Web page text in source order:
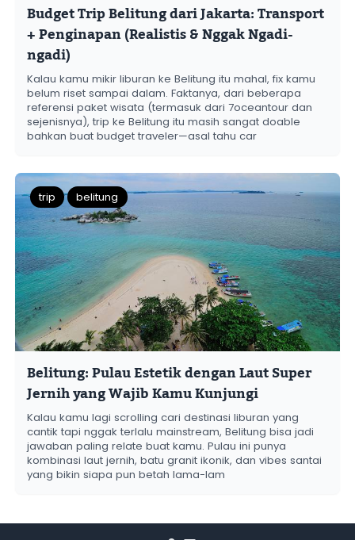
Budget Trip Belitung dari Jakarta: Transport
+ Penginapan (Realistis & Nggak Ngadi-
ngadi)
Kalau kamu mikir liburan ke Belitung itu mahal, fix kamu
belum riset sampai dalam. Faktanya, dari beberapa
referensi paket wisata (termasuk dari 7oceantour dan
sejenisnya), trip ke Belitung itu masih sangat doable
bahkan buat budget traveler—asal tahu car
trip belitung
Belitung: Pulau Estetik dengan Laut Super
Jernih yang Wajib Kamu Kunjungi
Kalau kamu lagi scrolling cari destinasi liburan yang
cantik tapi nggak terlalu mainstream, Belitung bisa jadi
jawaban paling relate buat kamu. Pulau ini punya
kombinasi laut jernih, batu granit ikonik, dan vibes santai
yang bikin siapa pun betah lama-lam